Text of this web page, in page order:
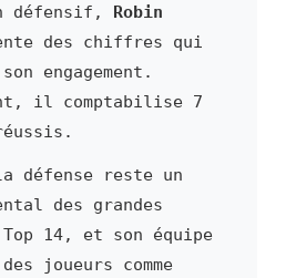
défensif, Robin
des chiffres qui
engagement.
il comptabilise 7
défense reste un
des grandes
14, et son équipe
joueurs comme